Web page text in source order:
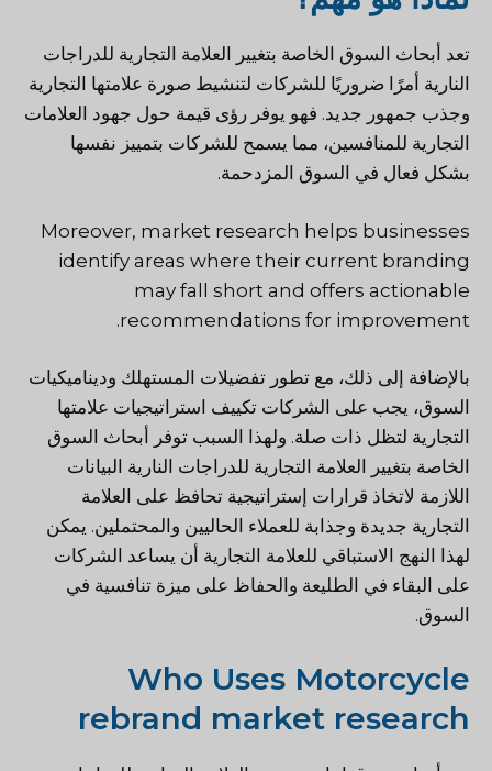
تعد أبحاث السوق الخاصة بتغيير العلامة التجارية للدراجات
النارية أمرًا ضروريًا للشركات لتنشيط صورة علامتها التجارية
وجذب جمهور جديد. فهو يوفر رؤى قيمة حول جهود العلامات
التجارية للمنافسين، مما يسمح للشركات بتمييز نفسها
بشكل فعال في السوق المزدحمة.
Moreover, market research helps businesses
identify areas where their current branding
may fall short and offers actionable
recommendations for improvement.
بالإضافة إلى ذلك، مع تطور تفضيلات المستهلك وديناميكيات
السوق، يجب على الشركات تكييف استراتيجيات علامتها
التجارية لتظل ذات صلة. ولهذا السبب توفر أبحاث السوق
الخاصة بتغيير العلامة التجارية للدراجات النارية البيانات
اللازمة لاتخاذ قرارات إستراتيجية تحافظ على العلامة
التجارية جديدة وجذابة للعملاء الحاليين والمحتملين. يمكن
لهذا النهج الاستباقي للعلامة التجارية أن يساعد الشركات
على البقاء في الطليعة والحفاظ على ميزة تنافسية في
السوق.
Who Uses Motorcycle
rebrand market research